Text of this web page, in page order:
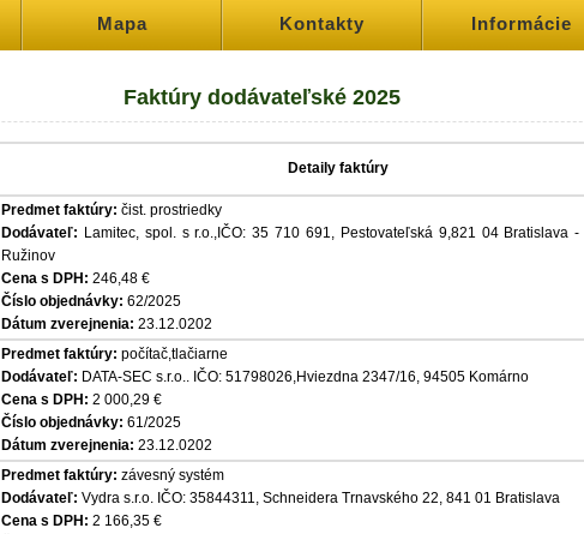
Mapa Kontakty Informácie
Faktúry dodávateľské 2025
Detaily faktúry
Predmet faktúry: čist. prostriedky
Dodávateľ: Lamitec, spol. s r.o.,IČO: 35 710 691, Pestovateľská 9,821 04 Bratislava
Ružinov
Cena s DPH: 246,48 €
Číslo objednávky: 62/2025
Dátum zverejnenia: 23.12.0202
Predmet faktúry: počítač,tlačiarne
Dodávateľ: DATA-SEC s.r.o.. IČO: 51798026,Hviezdna 2347/16, 94505 Komárno
Cena s DPH: 2 000,29 €
Číslo objednávky: 61/2025
Dátum zverejnenia: 23.12.0202
Predmet faktúry: závesný systém
Dodávateľ: Vydra s.r.o. IČO: 35844311, Schneidera Trnavského 22, 841 01 Bratislava
Cena s DPH: 2 166,35 €